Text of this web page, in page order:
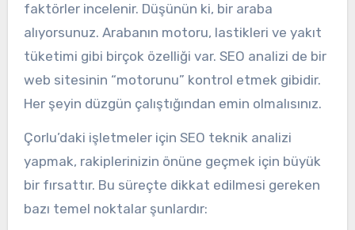
faktörler incelenir. Düşünün ki, bir araba
alıyorsunuz. Arabanın motoru, lastikleri ve yakıt
tüketimi gibi birçok özelliği var. SEO analizi de bir
web sitesinin “motorunu” kontrol etmek gibidir.
Her şeyin düzgün çalıştığından emin olmalısınız.
Çorlu’daki işletmeler için SEO teknik analizi
yapmak, rakiplerinizin önüne geçmek için büyük
bir fırsattır. Bu süreçte dikkat edilmesi gereken
bazı temel noktalar şunlardır: